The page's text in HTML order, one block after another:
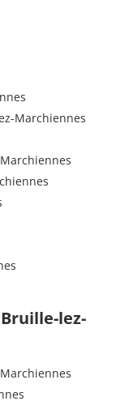
Marchiennes
lez-